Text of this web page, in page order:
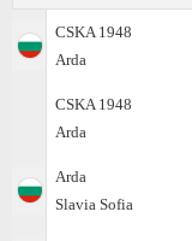
CSKA 1948
Arda
CSKA 1948
Arda
Arda
Slavia Sofia